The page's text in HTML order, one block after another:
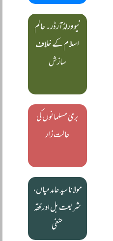
نیو ورلڈ آرڈر۔ عالم
اسلام کے خلاف
سازش
برمی مسلمانوں کی
حالت زار
مولانا سید حامد میاں،
شریعت بل اور فقہ
حنفی